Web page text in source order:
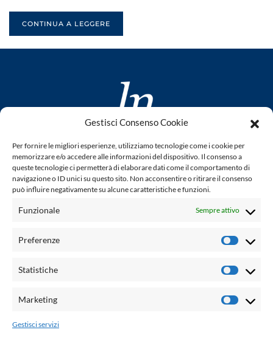
Gestisci Consenso Cookie
Per fornire le migliori esperienze, utilizziamo tecnologie come i cookie per
memorizzare e/o accedere alle informazioni del dispositivo. Il consenso a
queste tecnologie ci permetterà di elaborare dati come il comportamento di
navigazione o ID unici su questo sito. Non acconsentire o ritirare il consenso
può influire negativamente su alcune caratteristiche e funzioni.
Funzionale Sempre attivo
Preferenze
Statistiche
Marketing
Gestisci servizi
CONTINUA A LEGGERE
www.laletteraturaenoi.it
fondato da Romano Luperini
Questo blog non rappresenta una testata giornalistica in
quanto viene aggiornato senza alcuna periodicità. Non può
legge n° 62 del 7.03.2001. L'autore non è responsabile per
email: